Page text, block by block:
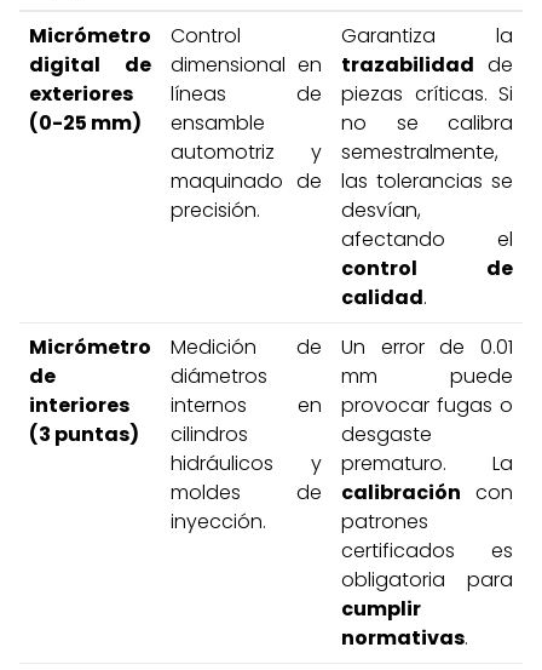
Micrómetro
digital de
exteriores
(0-25 mm)
Control
dimensional en
líneas de
ensamble
automotriz y
maquinado de
precisión.
Garantiza la
trazabilidad de
piezas críticas. Si
no se calibra
semestralmente,
las tolerancias se
desvían,
afectando el
control de
calidad.
Micrómetro
de
interiores
(3 puntas)
Medición de
diámetros
internos en
cilindros
hidráulicos y
moldes de
inyección.
Un error de 0.01
mm puede
provocar fugas o
desgaste
prematuro. La
calibración con
patrones
certificados es
obligatoria para
cumplir
normativas.